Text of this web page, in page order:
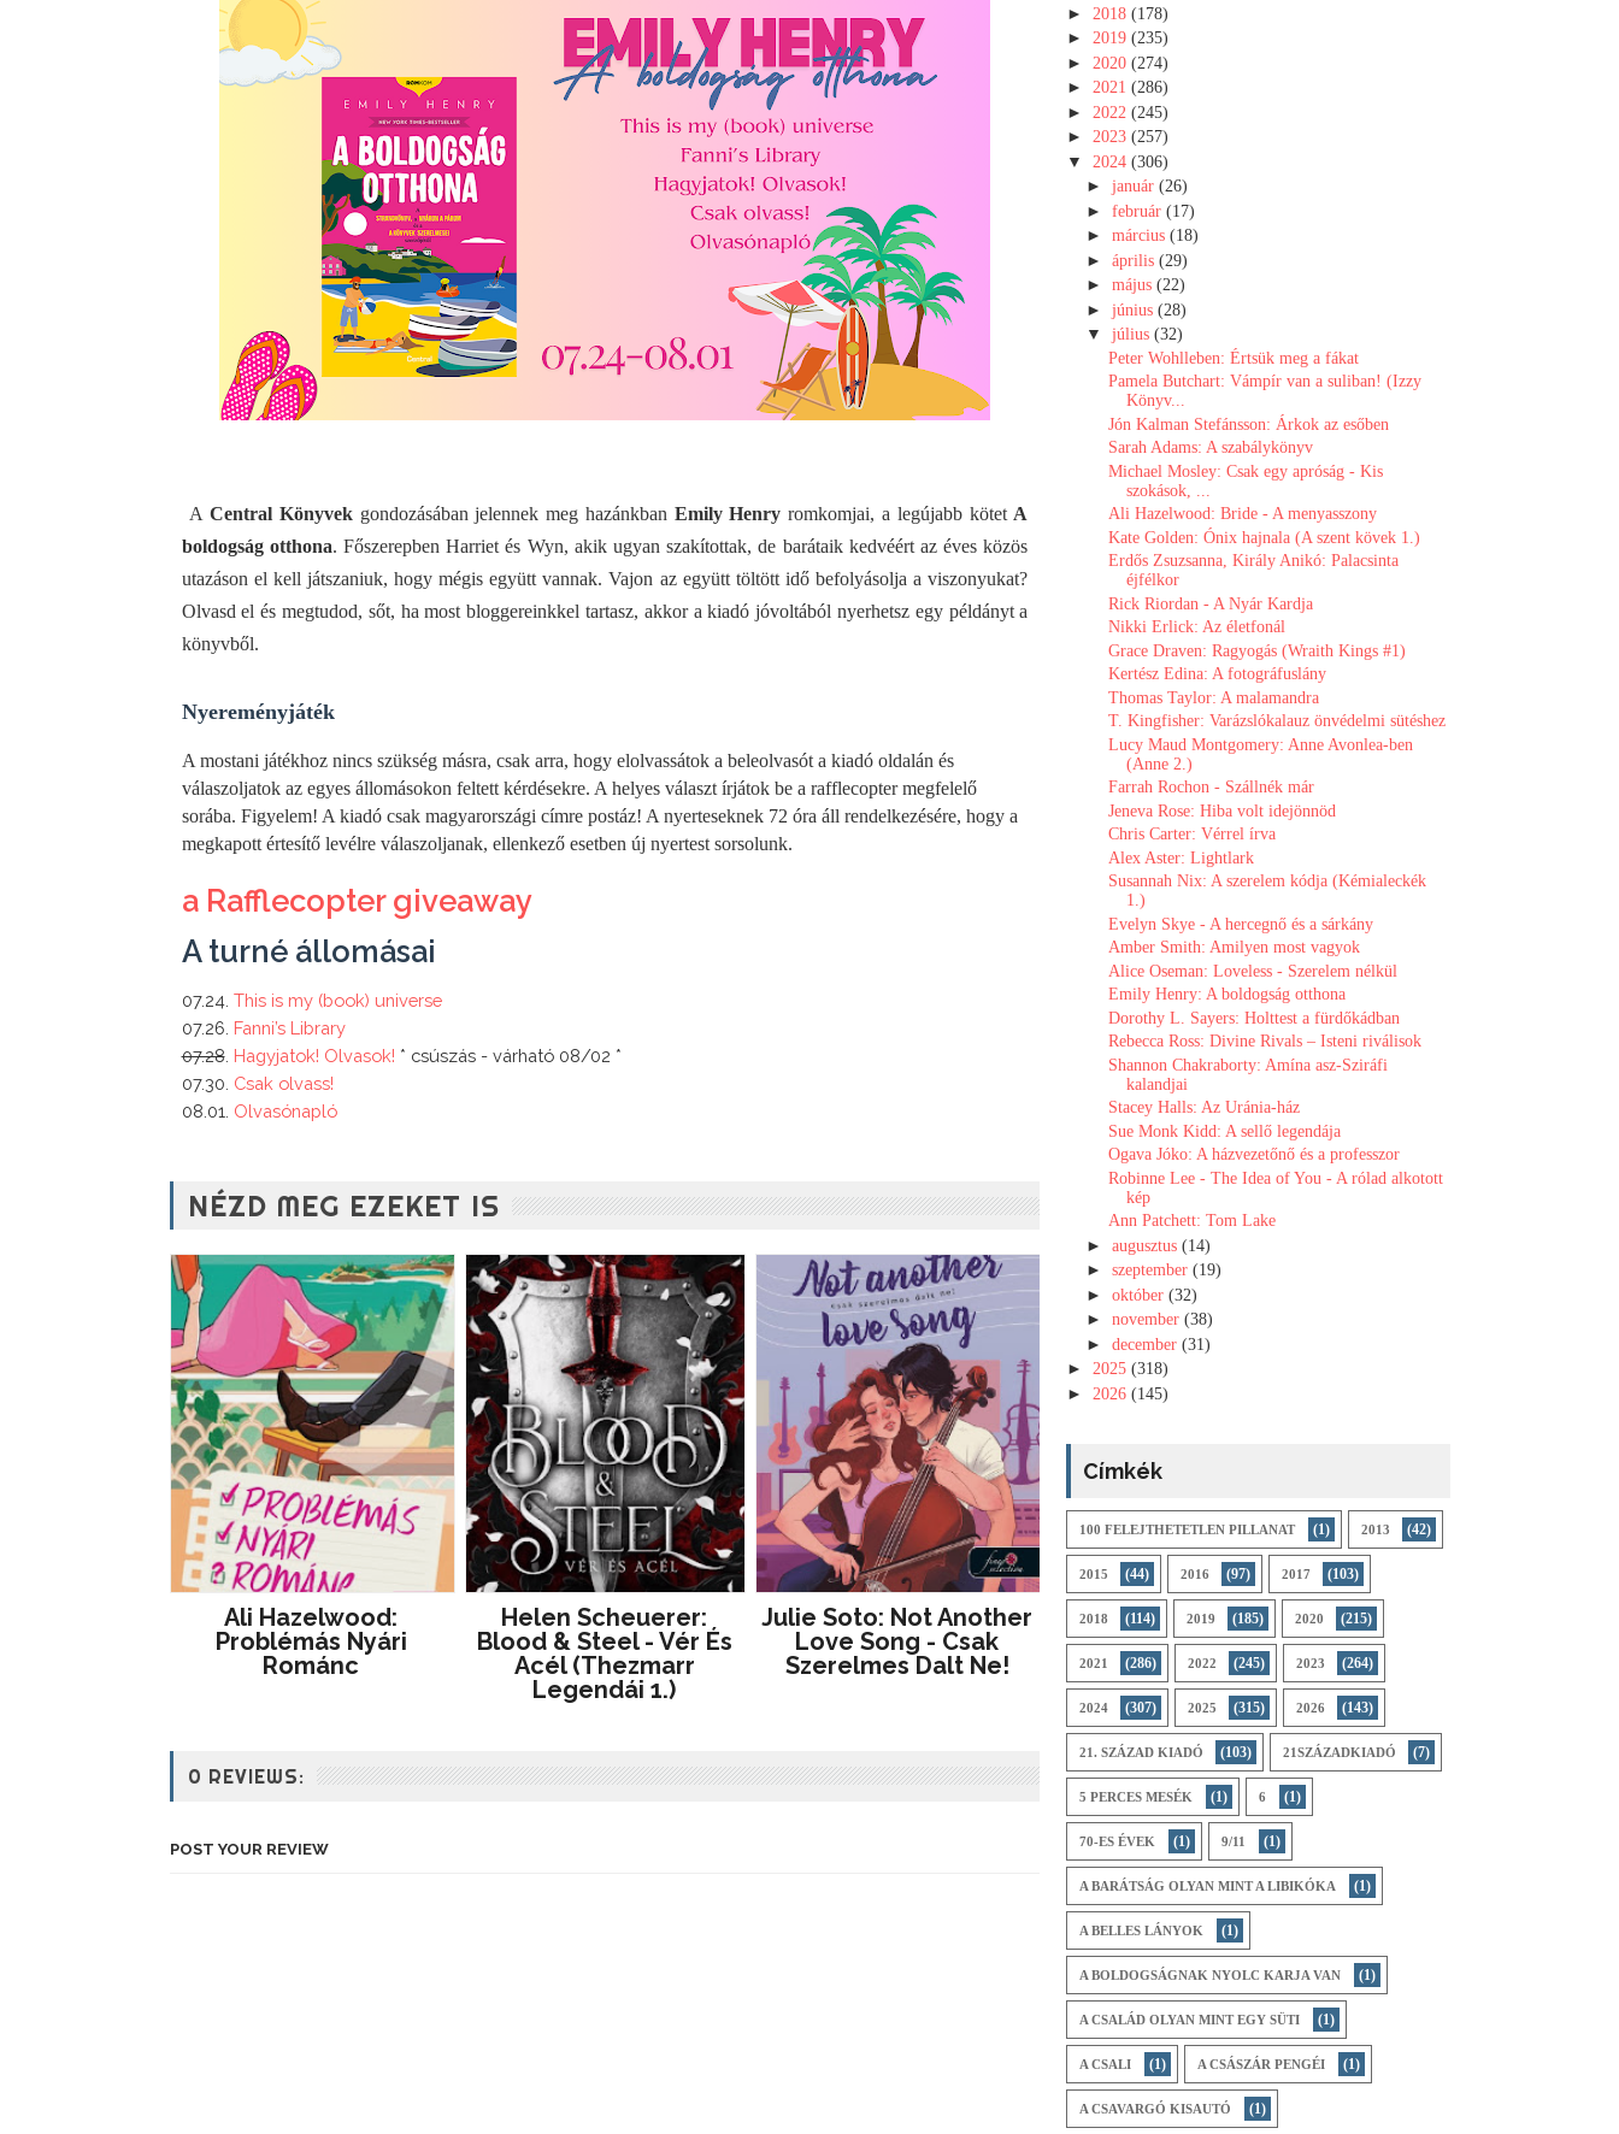
A Central Könyvek gondozásában jelennek meg hazánkban Emily Henry romkomjai, a legújabb kötet A
boldogság otthona. Főszerepben Harriet és Wyn, akik ugyan szakítottak, de barátaik kedvéért az éves közös
utazáson el kell játszaniuk, hogy mégis együtt vannak. Vajon az együtt töltött idő befolyásolja a viszonyukat?
Olvasd el és megtudod, sőt, ha most bloggereinkkel tartasz, akkor a kiadó jóvoltából nyerhetsz egy példányt a
könyvből.
Nyereményjáték
A mostani játékhoz nincs szükség másra, csak arra, hogy elolvassátok a beleolvasót a kiadó oldalán és
válaszoljatok az egyes állomásokon feltett kérdésekre. A helyes választ írjátok be a rafflecopter megfelelő
sorába. Figyelem! A kiadó csak magyarországi címre postáz! A nyerteseknek 72 óra áll rendelkezésére, hogy a
megkapott értesítő levélre válaszoljanak, ellenkező esetben új nyertest sorsolunk.
a Rafflecopter giveaway
A turné állomásai
07.24. This is my (book) universe
07.26. Fanni’s Library
07.28. Hagyjatok! Olvasok! * csúszás - várható 08/02 *
07.30. Csak olvass!
08.01. Olvasónapló
NÉZD MEG EZEKET IS
Ali Hazelwood:
Problémás ​nyári
Románc
Helen Scheuerer:
Blood & Steel - Vér És
Acél (Thezmarr
Legendái 1.)
Julie Soto: Not Another
Love Song - Csak
Szerelmes Dalt Ne!
0 REVIEWS:
POST YOUR REVIEW
► 2018 (178)
► 2019 (235)
► 2020 (274)
► 2021 (286)
► 2022 (245)
► 2023 (257)
▼ 2024 (306)
►január(26)
►február(17)
►március(18)
►április(29)
►május(22)
►június(28)
▼ július(32)
Peter Wohlleben: Értsük meg a fákat
Pamela Butchart: Vámpír van a suliban! (Izzy
Könyv...
Jón Kalman Stefánsson: Árkok ​az esőben
Sarah Adams: A szabálykönyv
Michael Mosley: Csak ​egy apróság - Kis
szokások, ...
Ali Hazelwood: Bride ​- A menyasszony
Kate Golden: Ónix hajnala (A szent kövek 1.)
Erdős Zsuzsanna, Király Anikó: Palacsinta ​
éjfélkor
Rick Riordan - A ​Nyár Kardja
Nikki Erlick: Az ​életfonál
Grace Draven: Ragyogás (Wraith Kings #1)
Kertész Edina: A ​fotográfuslány
Thomas Taylor: A malamandra
T. Kingfisher: Varázslókalauz önvédelmi sütéshez
Lucy Maud Montgomery: Anne ​Avonlea-ben
(Anne 2.)
Farrah Rochon - Szállnék már
Jeneva Rose: Hiba volt idejönnöd
Chris Carter: Vérrel írva
Alex Aster: Lightlark
Susannah Nix: A ​szerelem kódja (Kémialeckék
1.)
Evelyn Skye - A ​hercegnő és a sárkány
Amber Smith: Amilyen most vagyok
Alice Oseman: Loveless - Szerelem nélkül
Emily Henry: A boldogság otthona
Dorothy L. Sayers: Holttest a fürdőkádban
Rebecca Ross: Divine ​Rivals – Isteni riválisok
Shannon Chakraborty: Amína asz-Sziráfi
kalandjai
Stacey Halls: Az ​Uránia-ház
Sue Monk Kidd: A sellő legendája
Ogava Jóko: A házvezetőnő és a professzor
Robinne Lee - The Idea of You - A rólad alkotott
kép
Ann Patchett: Tom Lake
►augusztus(14)
►szeptember(19)
►október(32)
►november(38)
►december(31)
► 2025 (318)
► 2026 (145)
Címkék
100 FELEJTHETETLEN PILLANAT (1) 2013 (42)
2015 (44) 2016 (97) 2017 (103)
2018 (114) 2019 (185) 2020 (215)
2021 (286) 2022 (245) 2023 (264)
2024 (307) 2025 (315) 2026 (143)
21. SZÁZAD KIADÓ (103) 21SZÁZADKIADÓ (7)
5 PERCES MESÉK (1) 6 (1)
70-ES ÉVEK (1) 9/11 (1)
A BARÁTSÁG OLYAN MINT A LIBIKÓKA (1)
A BELLES LÁNYOK (1)
A BOLDOGSÁGNAK NYOLC KARJA VAN (1)
A CSALÁD OLYAN MINT EGY SÜTI (1)
A CSALI (1) A CSÁSZÁR PENGÉI (1)
A CSAVARGÓ KISAUTÓ (1)